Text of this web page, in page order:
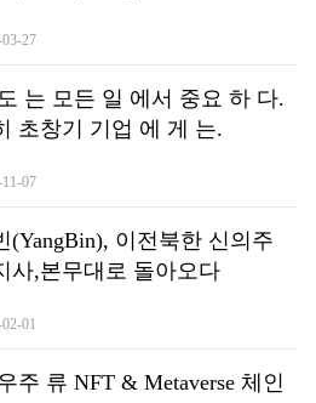
F. 케네디, 과학명언) 컴퓨터가 발명되
연스럽게 우리에게 전달되는 신호를 포착
03-27
는 모든 일 에서 중요 하 다.
초창기 기업 에 게 는.
07
(YangBin), 이전북한 신의주
사,본무대로 돌아오다
01
주 류 NFT & Metaverse 체인